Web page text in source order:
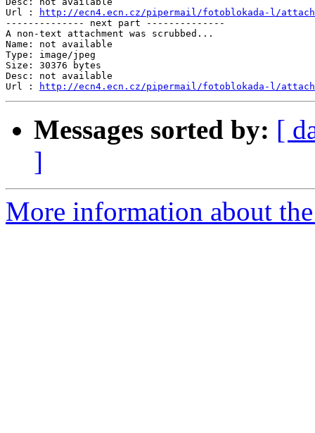
Url :
http://ecn4.ecn.cz/pipermail/fotoblokada-l/
-------------- next part --------------
A non-text attachment was scrubbed...
Name: not available
Type: image/jpeg
Size: 30376 bytes
Desc: not available
Url :
http://ecn4.ecn.cz/pipermail/fotoblokada-l/
Messages sorted by: [
]
More information about